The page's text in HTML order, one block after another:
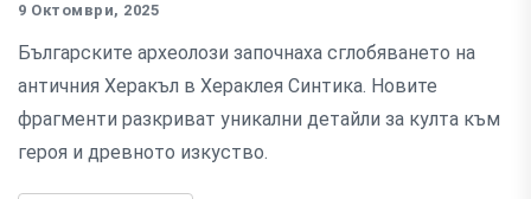
9 Октомври, 2025
Българските археолози започнаха сглобяването на
античния Херакъл в Хераклея Синтика. Новите
фрагменти разкриват уникални детайли за култа към
героя и древното изкуство.